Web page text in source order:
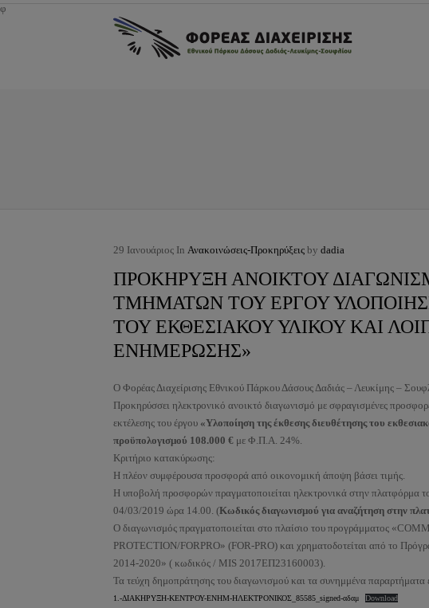
φ
29 Ιανουάριος In Ανακοινώσεις-Προκηρύξεις by dadia
ΠΡΟΚΗΡΥΞΗ ΑΝΟΙΚΤΟΥ
ΤΜΗΜΑΤΩΝ ΤΟΥ ΕΡΓΟΥ
ΤΟΥ ΕΚΘΕΣΙΑΚΟΥ ΥΛΙΚΟΥ ΚΑΙ
ΕΝΗΜΕΡΩΣΗΣ»
Ο Φορέας Διαχείρισης Εθνικού Πάρκου Δάσους Δαδιάς – Λευκίμης –
Προκηρύσσει ηλεκτρονικό ανοικτό διαγωνισμό με σφραγισμένες
εκτέλεσης του έργου «Υλοποίηση της έκθεσης διευθέτησης του
προϋπολογισμού 108.000 € με Φ.Π.Α. 24%.
Κριτήριο κατακύρωσης:
Η πλέον συμφέρουσα προσφορά από οικονομική άποψη βάσει τιμής.
Η υποβολή προσφορών πραγματοποιείται ηλεκτρονικά στην
04/03/2019 ώρα 14.00. (Κωδικός διαγωνισμού για αναζήτηση στην
Ο διαγωνισμός πραγματοποιείται στο πλαίσιο του προγράμματος
PROTECTION/FORPRO» (FOR-PRO) και χρηματοδοτείται από το
2014-2020» ( κωδικός / MIS 2017ΕΠ23160003).
Τα τεύχη δημοπράτησης του διαγωνισμού και τα συνημμένα παραρτήματα
1.-ΔΙΑΚΗΡΥΞΗ-ΚΕΝΤΡΟΥ-ΕΝΗΜ-ΗΛΕΚΤΡΟΝΙΚΟΣ_85585_signed-αδαμ
Download